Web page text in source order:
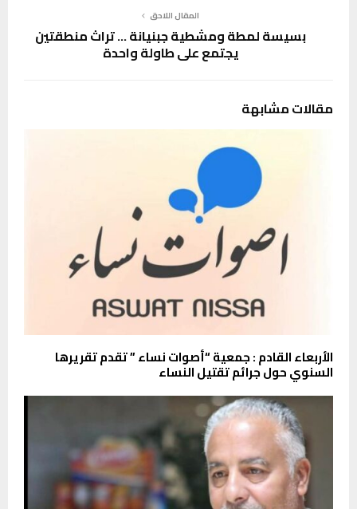
المقال اللاحق
بسيسة لمطة ومشطية جبنيانة … تراث منطقتين
يجتمع على طاولة واحدة
مقالات مشابهة
الأربعاء القادم : جمعية “أصوات نساء ” تقدم تقريرها
السنوي حول جرائم تقتيل النساء